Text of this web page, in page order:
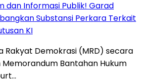
dan Informasi Publik! Garad
Substansi Perkara Terkait
KI
Rakyat Demokrasi (MRD) secara
Bantahan Hukum